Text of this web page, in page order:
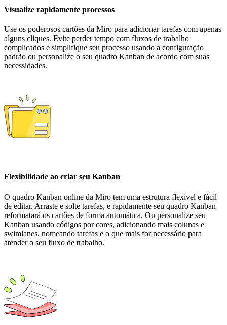
Visualize rapidamente processos
Use os poderosos cartões da Miro para adicionar tarefas com apenas
alguns cliques. Evite perder tempo com fluxos de trabalho
complicados e simplifique seu processo usando a configuração
padrão ou personalize o seu quadro Kanban de acordo com suas
necessidades.
Flexibilidade ao criar seu Kanban
O quadro Kanban online da Miro tem uma estrutura flexível e fácil
de editar. Arraste e solte tarefas, e rapidamente seu quadro Kanban
reformatará os cartões de forma automática. Ou personalize seu
Kanban usando códigos por cores, adicionando mais colunas e
swimlanes, nomeando tarefas e o que mais for necessário para
atender o seu fluxo de trabalho.